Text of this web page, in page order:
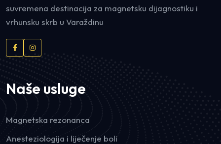
suvremena destinacija za magnetsku dijagnostiku i
vrhunsku skrb u Varaždinu
Naše usluge
Magnetska rezonanca
Anesteziologija i liječenje boli